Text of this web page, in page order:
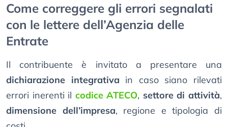
Come correggere gli errori segnalati
con le lettere dell’Agenzia delle
Entrate
Il contribuente è invitato a presentare una
dichiarazione integrativa in caso siano rilevati
errori inerenti il codice ATECO, settore di attività,
dimensione dell’impresa, regione e tipologia di